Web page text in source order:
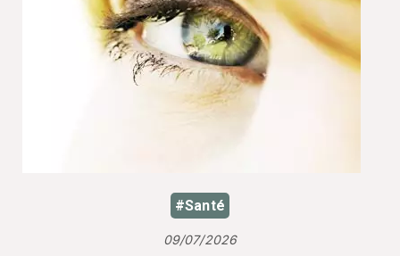
#Santé
09/07/2026